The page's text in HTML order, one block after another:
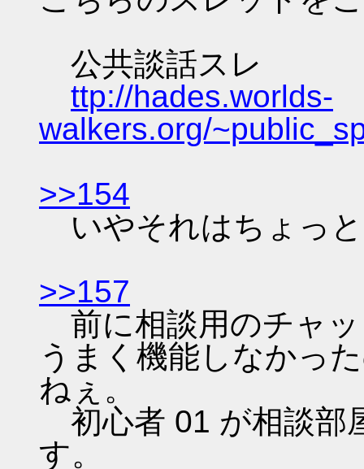
公共談話スレ
ttp://hades.worlds-
walkers.org/
>>154
いやそれはちょっ
>>157
前に相談用のチャ
うまく機能しなかっ
ねぇ。
初心者 01 が相談部
す。